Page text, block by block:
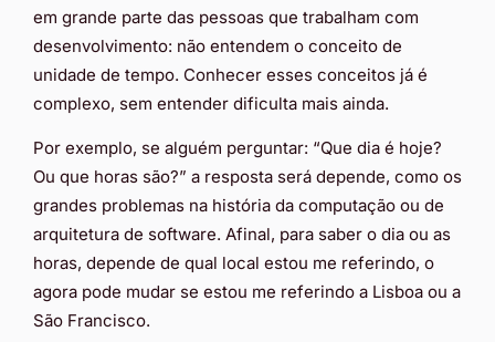
em grande parte das pessoas que trabalham com
desenvolvimento: não entendem o conceito de
unidade de tempo. Conhecer esses conceitos já é
complexo, sem entender dificulta mais ainda.
Por exemplo, se alguém perguntar: “Que dia é hoje?
Ou que horas são?” a resposta será depende, como os
grandes problemas na história da computação ou de
arquitetura de software. Afinal, para saber o dia ou as
horas, depende de qual local estou me referindo, o
agora pode mudar se estou me referindo a Lisboa ou a
São Francisco.